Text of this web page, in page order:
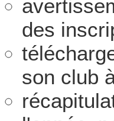
des
son club